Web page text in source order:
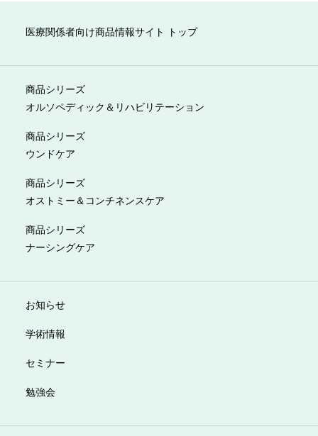
医療関係者向け商品情報サイト トップ
商品シリーズ
オルソペディック＆リハビリテーション
商品シリーズ
ウンドケア
商品シリーズ
オストミー＆コンチネンスケア
商品シリーズ
ナーシングケア
お知らせ
学術情報
セミナー
勉強会